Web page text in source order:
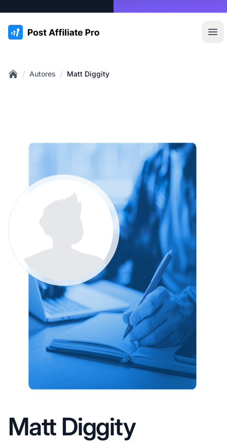
:site.title
/ Autores / Matt Diggity
Matt Diggity